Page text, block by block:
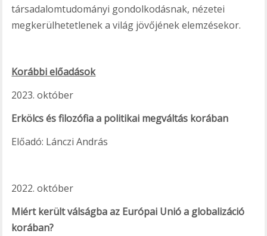
társadalomtudományi gondolkodásnak, nézetei
megkerülhetetlenek a világ jövőjének elemzésekor.
Korábbi előadások
2023. október
Erkölcs és filozófia a politikai megváltás korában
Előadó: Lánczi András
2022. október
Miért került válságba az Európai Unió a globalizáció
korában?